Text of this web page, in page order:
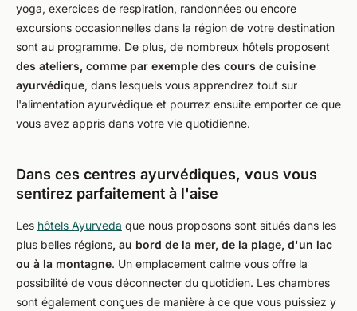
yoga, exercices de respiration, randonnées ou encore
excursions occasionnelles dans la région de votre destination
sont au programme. De plus, de nombreux hôtels proposent
des ateliers, comme par exemple des cours de cuisine
ayurvédique, dans lesquels vous apprendrez tout sur
l'alimentation ayurvédique et pourrez ensuite emporter ce que
vous avez appris dans votre vie quotidienne.
Dans ces centres ayurvédiques, vous vous
sentirez parfaitement à l'aise
Les hôtels Ayurveda que nous proposons sont situés dans les
plus belles régions, au bord de la mer, de la plage, d'un lac
ou à la montagne. Un emplacement calme vous offre la
possibilité de vous déconnecter du quotidien. Les chambres
sont également conçues de manière à ce que vous puissiez y